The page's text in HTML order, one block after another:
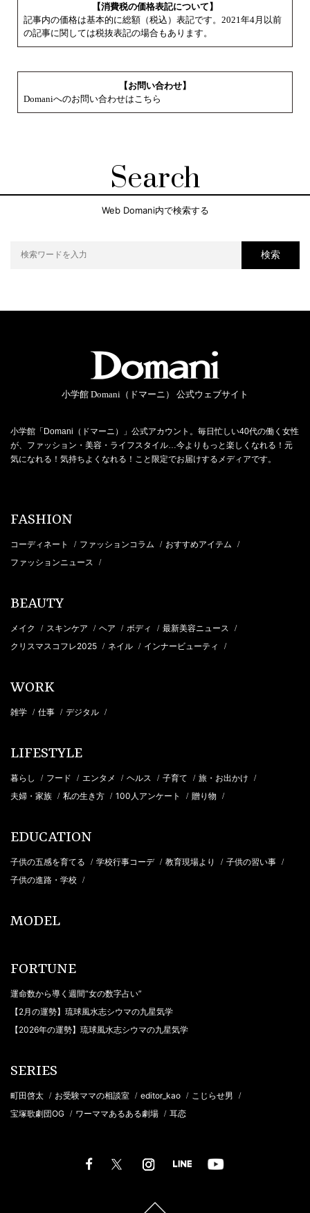
【消費税の価格表記について】
記事内の価格は基本的に総額（税込）表記です。2021年4月以前
の記事に関しては税抜表記の場合もあります。
【お問い合わせ】
Domaniへのお問い合わせはこちら
Search
Web Domani内で検索する
検索
小学館 Domani（ドマーニ） 公式ウェブサイト
小学館「Domani（ドマーニ）」公式アカウント。毎日忙しい40代の働く女性
が、ファッション・美容・ライフスタイル…今よりもっと楽しくなれる！元
気になれる！気持ちよくなれる！こと限定でお届けするメディアです。
FASHION
コーディネート / ファッションコラム / おすすめアイテム /
ファッションニュース /
BEAUTY
メイク / スキンケア / ヘア / ボディ / 最新美容ニュース /
クリスマスコフレ2025 / ネイル / インナービューティ /
WORK
雑学 / 仕事 / デジタル /
LIFESTYLE
暮らし / フード / エンタメ / ヘルス / 子育て / 旅・お出かけ /
夫婦・家族 / 私の生き方 / 100人アンケート / 贈り物 /
EDUCATION
子供の五感を育てる / 学校行事コーデ / 教育現場より / 子供の習い事 /
子供の進路・学校 /
MODEL
FORTUNE
運命数から導く週間“女の数字占い”
【2月の運勢】琉球風水志シウマの九星気学
【2026年の運勢】琉球風水志シウマの九星気学
SERIES
町田啓太 / お受験ママの相談室 / editor_kao / こじらせ男 /
宝塚歌劇団OG / ワーママあるある劇場 / 耳恋